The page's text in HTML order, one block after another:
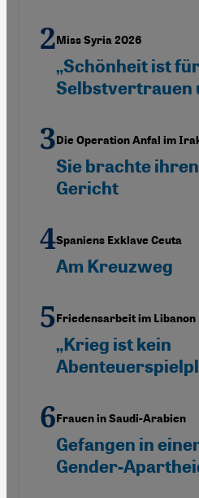
Miss Syria 2026
„Schönheit ist
Selbstvertrauen
Die Operation Anfal im
Sie brachte
Gericht
Spaniens Exklave Ceuta
Am Kreuzweg
Friedensarbeit im Libanon
„Krieg ist kein
Frauen in Saudi-Arabien
Gefangen in
Gender-